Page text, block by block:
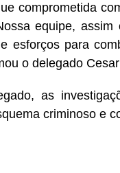
comprometida
equipe,
esforços para
o delegado
as
criminoso e